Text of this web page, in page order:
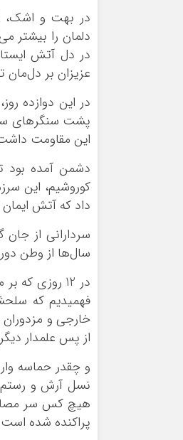
در بهت و اشک،
دلمان را بیشتر
در دل آتش
عزیزان بر دل‌مان
در این دوازده
پشت سنگرهای
این مقاومت
دشمن آمده بود
کوروشیم، این
داد که آتش
سردارانی از
سال‌ها از وطن
در 12 روزی
فهمیدیم که
خارجی و
از پس علمدار
و چقدر حماسه
نسل آرش و رستم
هیچ کس سر
پراکنده شده